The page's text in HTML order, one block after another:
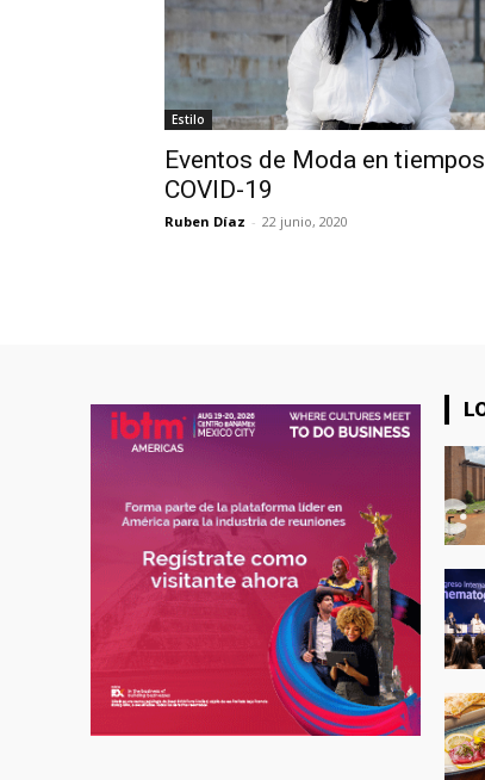
Estilo
Eventos de Moda en
COVID-19
Ruben Díaz - 22 junio, 2020